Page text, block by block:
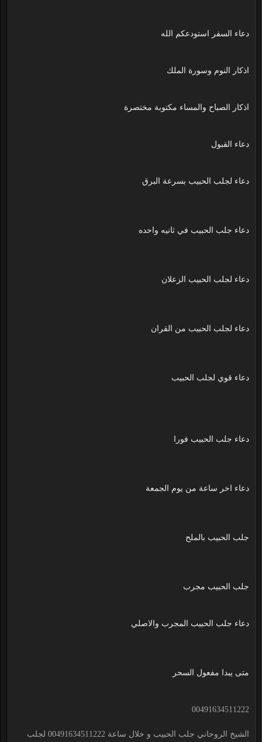
دعاء السفر استودعكم الله
اذكار النوم وسورة الملك
اذكار الصباح والمساء مكتوبة مختصرة
دعاء القبول
دعاء لجلب الحبيب بسرعة البرق
دعاء جلب الحبيب في ثانيه واحده
دعاء لجلب الحبيب الزعلان
دعاء لجلب الحبيب من القران
دعاء قوي لجلب الحبيب
دعاء جلب الحبيب فورا
دعاء اخر ساعة من يوم الجمعة
جلب الحبيب بالملح
جلب الحبيب مجرب
دعاء جلب الحبيب المجرب والاصلي
متى يبدا مفعول السحر
00491634511222
الشيخ الروحاني جلب الحبيب و خلال ساعة 00491634511222 لجلب